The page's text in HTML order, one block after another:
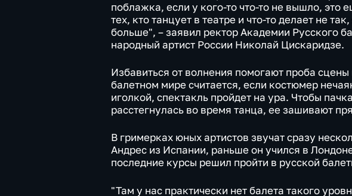
поблажка, если у кого-то что-то не вышло, это
тех, кто танцует в театре и что-то делает не
больше", – заявил ректор Академии Русского
народный артист России Николай Цискаридзе.
Избавиться от волнения помогают проба сцены
балетном мире считается, если костюмер
иголкой, спектакль пройдет на ура. Чтобы
расстегнулась во время танца, ее зашивают
В гримерках юных артистов звучат сразу
Андрес из Испании, раньше он учился в
последние курсы решил пройти в русской
"Там у нас практически нет балета такого